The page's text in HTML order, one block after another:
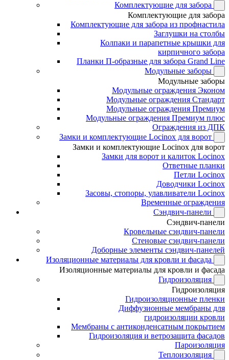
Комплектующие для забора
Комплектующие для забора
Комплектующие для забора из профнастила
Заглушки на столбы
Колпаки и парапетные крышки для
кирпичного забора
Планки П-образные для забора Grand Line
Модульные заборы
Модульные заборы
Модульные ограждения Эконом
Модульные ограждения Стандарт
Модульные ограждения Премиум
Модульные ограждения Премиум плюс
Ограждения из ДПК
Замки и комплектующие Locinox для ворот
Замки и комплектующие Locinox для ворот
Замки для ворот и калиток Locinox
Ответные планки
Петли Locinox
Доводчики Locinox
Засовы, стопоры, улавливатели Locinox
Временные ограждения
Сэндвич-панели
Сэндвич-панели
Кровельные сэндвич-панели
Стеновые сэндвич-панели
Доборные элементы сэндвич-панелей
Изоляционные материалы для кровли и фасада
Изоляционные материалы для кровли и фасада
Гидроизоляция
Гидроизоляция
Гидроизоляционные пленки
Диффузионные мембраны для
гидроизоляции кровли
Мембраны с антиконденсатным покрытием
Гидроизоляция и ветрозащита фасадов
Пароизоляция
Теплоизоляция